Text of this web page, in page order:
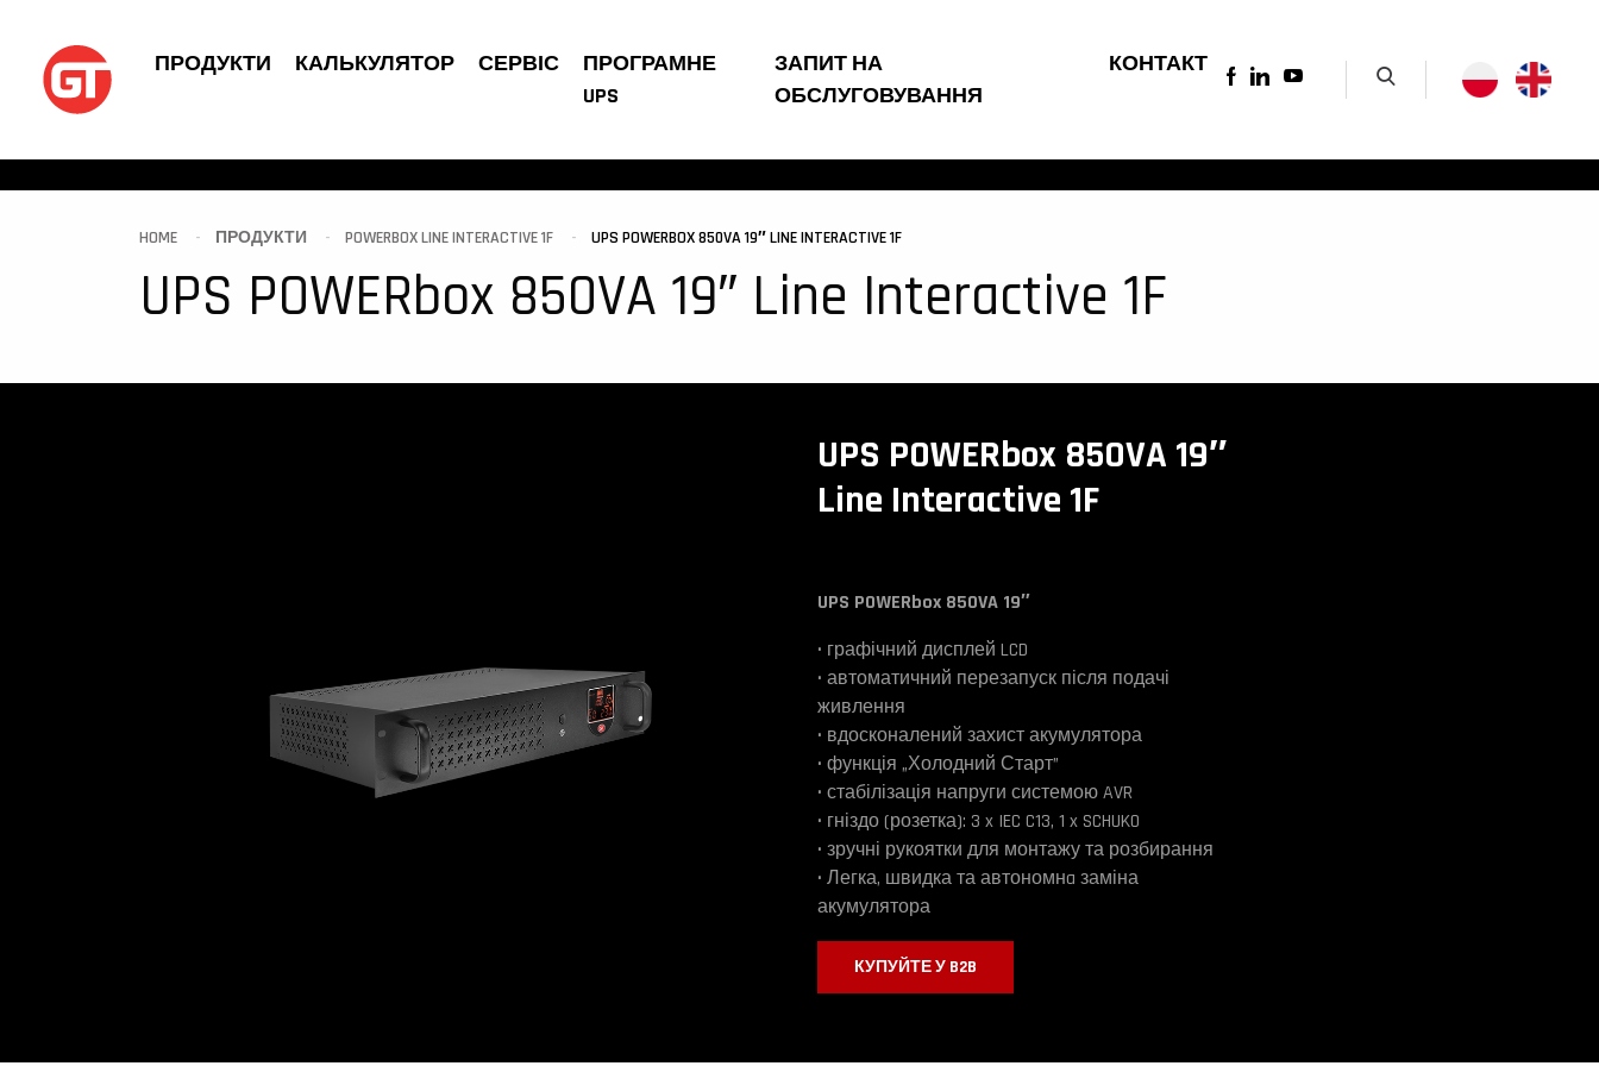
ПРОДУКТИ КАЛЬКУЛЯТОР СЕРВІС
ПРОГРАМНЕ
UPS
ЗАПИТ НА
ОБСЛУГОВУВАННЯ
КОНТАКТ
HOME ПРОДУКТИ POWERBOX LINE INTERACTIVE 1F UPS POWERBOX 850VA 19″ LINE INTERACTIVE 1F
UPS POWERbox 850VA 19″ Line Interactive 1F
UPS POWERbox 850VA 19″
Line Interactive 1F
UPS POWERbox 850VA 19″
• графічний дисплей LCD
• автоматичний перезапуск після подачі
живлення
• вдосконалений захист акумулятора
• функція „Холодний Старт”
• стабілізація напруги системою AVR
• гніздо (розетка): 3 x IEC C13, 1 x SCHUKO
• зручні рукоятки для монтажу та розбирання
• Легка, швидка та автономнa заміна
акумулятора
КУПУЙТЕ У B2B